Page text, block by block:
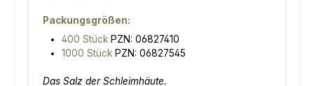
Packungsgrößen:
400 Stück PZN: 06827410
1000 Stück PZN: 06827545
Das Salz der Schleimhäute.